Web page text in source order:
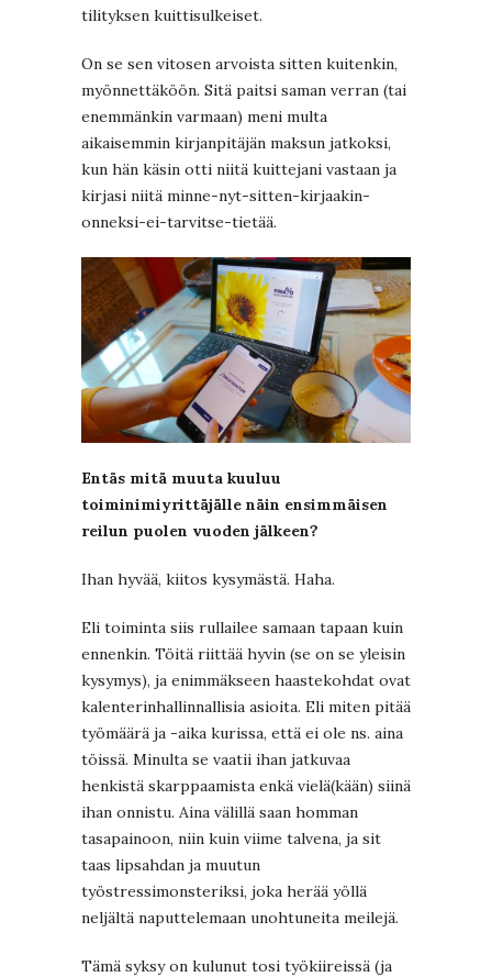
tilityksen kuittisulkeiset.
On se sen vitosen arvoista sitten kuitenkin,
myönnettäköön. Sitä paitsi saman verran (tai
enemmänkin varmaan) meni multa
aikaisemmin kirjanpitäjän maksun jatkoksi,
kun hän käsin otti niitä kuittejani vastaan ja
kirjasi niitä minne-nyt-sitten-kirjaakin-
onneksi-ei-tarvitse-tietää.
Entäs mitä muuta kuuluu
toiminimiyrittäjälle näin ensimmäisen
reilun puolen vuoden jälkeen?
Ihan hyvää, kiitos kysymästä. Haha.
Eli toiminta siis rullailee samaan tapaan kuin
ennenkin. Töitä riittää hyvin (se on se yleisin
kysymys), ja enimmäkseen haastekohdat ovat
kalenterinhallinnallisia asioita. Eli miten pitää
työmäärä ja -aika kurissa, että ei ole ns. aina
töissä. Minulta se vaatii ihan jatkuvaa
henkistä skarppaamista enkä vielä(kään) siinä
ihan onnistu. Aina välillä saan homman
tasapainoon, niin kuin viime talvena, ja sit
taas lipsahdan ja muutun
työstressimonsteriksi, joka herää yöllä
neljältä naputtelemaan unohtuneita meilejä.
Tämä syksy on kulunut tosi työkiireissä (ja